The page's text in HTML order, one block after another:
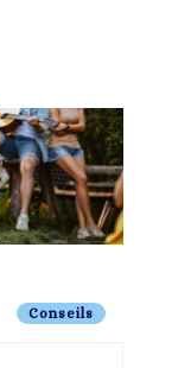
Conseils